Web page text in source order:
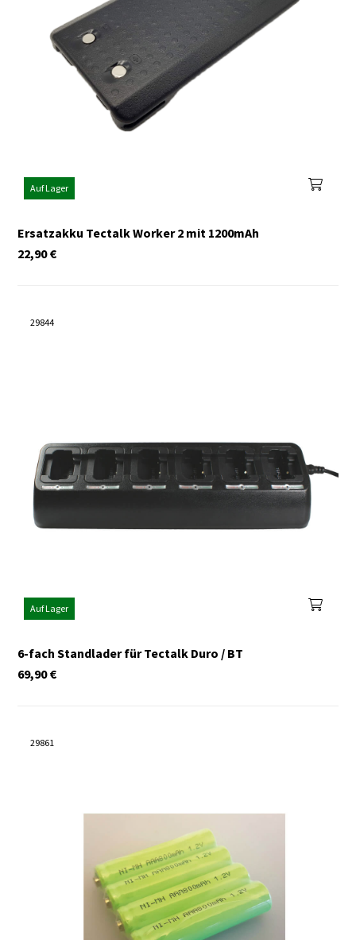
Auf Lager
Ersatzakku Tectalk Worker 2 mit 1200mAh
€
22,90
29844
Auf Lager
6-fach Standlader für Tectalk Duro / BT
€
69,90
29861